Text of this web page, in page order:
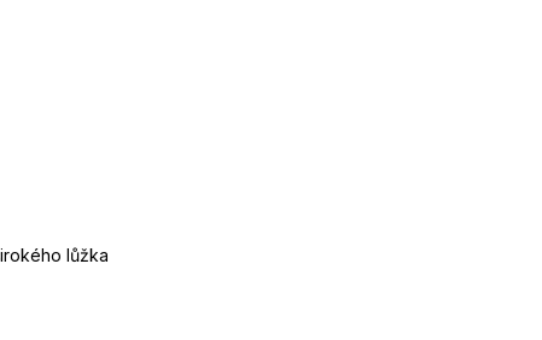
lůžka